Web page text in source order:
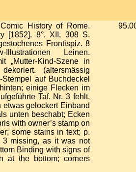
History of Rome.
[1852]. 8°. XII, 308 S.
Frontispiz. 8
Leinen.
„Mutter-Kind-Szene in
(altersmässig
auf Buchdeckel
einige Flecken im
Taf. Nr. 3 fehlt,
gelockert Einband
unten beschabt; Ecken
with owner’s stamp on
some stains in text; p.
3 missing, as it was not
Binding with signs of
at the bottom; corners